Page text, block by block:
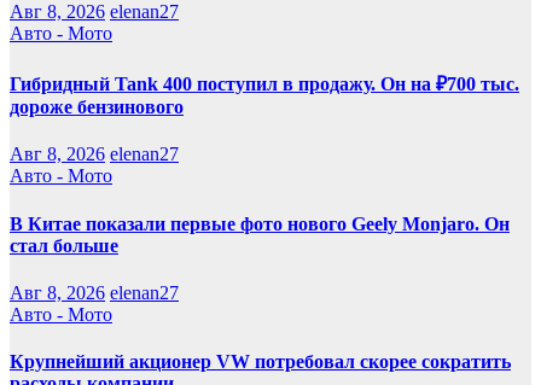
Авг 8, 2026 elenan27
Авто - Мото
Гибридный Tank 400 поступил в продажу. Он на ₽700 тыс.
дороже бензинового
Авг 8, 2026 elenan27
Авто - Мото
В Китае показали первые фото нового Geely Monjaro. Он
стал больше
Авг 8, 2026 elenan27
Авто - Мото
Крупнейший акционер VW потребовал скорее сократить